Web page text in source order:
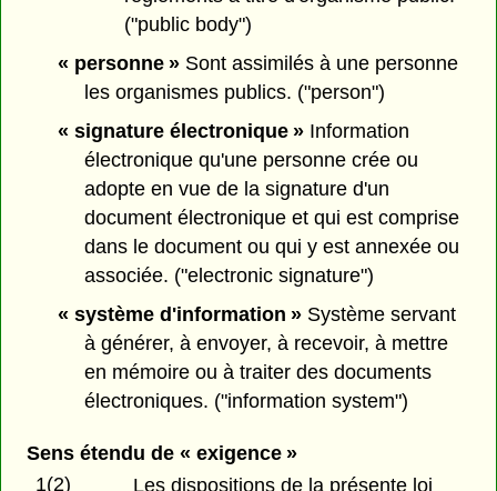
("public body")
« personne »Sont assimilés à une personne
les organismes publics. ("person")
« signature électronique »Information
électronique qu'une personne crée ou
adopte en vue de la signature d'un
document électronique et qui est comprise
dans le document ou qui y est annexée ou
associée. ("electronic signature")
« système d'information »Système servant
à générer, à envoyer, à recevoir, à mettre
en mémoire ou à traiter des documents
électroniques. ("information system")
Sens étendu de « exigence »
1(2)
Les dispositions de la présente loi